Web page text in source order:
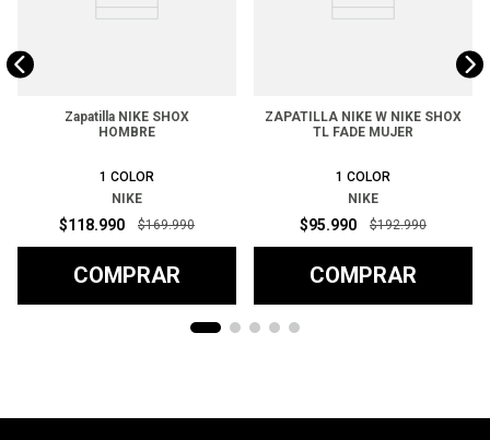
Zapatilla NIKE SHOX
HOMBRE
1 COLOR
NIKE
$118.990 $169.990
COMPRAR
ZAPATILLA NIKE W NIKE SHOX
TL FADE MUJER
1 COLOR
NIKE
$95.990 $192.990
COMPRAR